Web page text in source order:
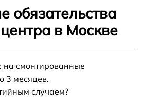
обязательства
в Москве
на смонтированные
3 месяцев.
случаем?